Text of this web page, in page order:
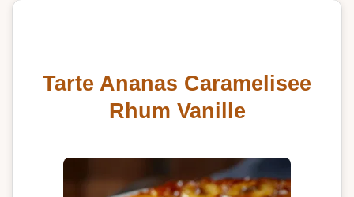
Tarte Ananas Caramelisee
Rhum Vanille